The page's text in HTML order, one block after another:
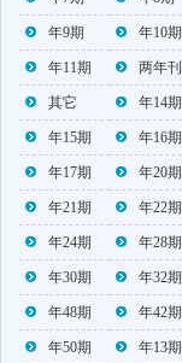
年9期 年10期
年11期 两年刊
其它 年14期
年15期 年16期
年17期 年20期
年21期 年22期
年24期 年28期
年30期 年32期
年48期 年42期
年50期 年13期